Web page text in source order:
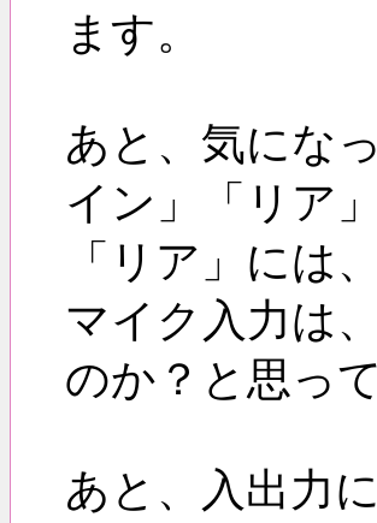
ます。
あと、気にな
イン」「リア
「リア」には
マイク入力は
のか？と思っ
あと、入出力